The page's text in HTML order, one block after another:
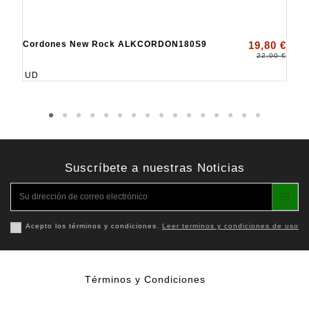
Cordones New Rock ALKCORDON180S9 19,80 €
22,00 €
UD
Suscríbete a nuestras Noticias
Acepto los términos y condiciones. Leer terminos y condiciones de uso
Términos y Condiciones